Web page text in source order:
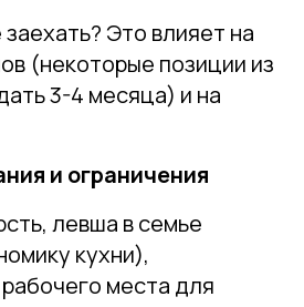
Это влияет на
(некоторые позиции из
3-4 месяца) и на
и ограничения
левша в семье
кухни),
места для